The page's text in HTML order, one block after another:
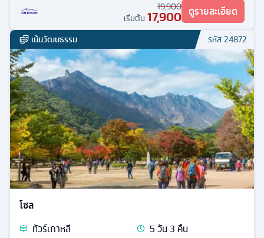
19,900
เริ่มต้น 17,900 ดูรายละเอียด
เน้นวัฒนธรรม รหัส24872
โซล
ทัวร์เกาหลี 5วัน3 คืน